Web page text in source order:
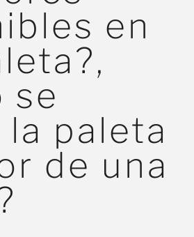
en
se
paleta
de una